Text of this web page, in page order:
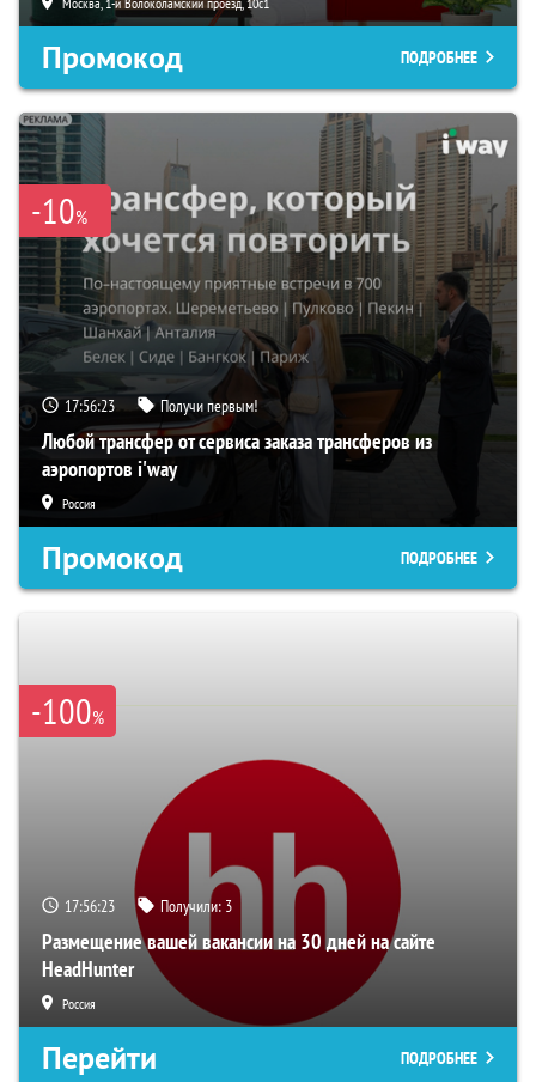
Промокод ПОДРОБНЕЕ
-10%
17:56:22 Получи первым!
Любой трансфер от сервиса заказа трансферов из
аэропортов i'way
Россия
Промокод ПОДРОБНЕЕ
-100%
17:56:22 Получили: 3
Размещение вашей вакансии на 30 дней на сайте
HeadHunter
Россия
Перейти ПОДРОБНЕЕ